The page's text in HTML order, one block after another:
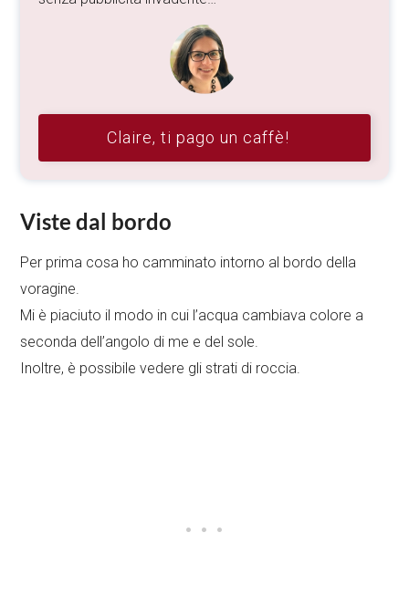
Claire, ti pago un caffè!
Viste dal bordo
Per prima cosa ho camminato intorno al bordo della
voragine.
Mi è piaciuto il modo in cui l’acqua cambiava colore a
seconda dell’angolo di me e del sole.
Inoltre, è possibile vedere gli strati di roccia.